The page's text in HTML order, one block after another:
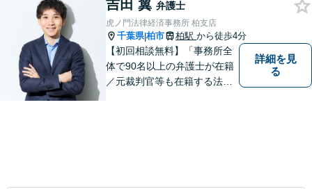
吉田 翼 弁護士
虎ノ門法律経済事務所 柏支店
千葉県|柏市 柏駅 から徒歩4分
【初回相談無料】「事務所全
体で90名以上の弁護士が在籍
／元裁判官等も在籍する法律
詳細を見
る